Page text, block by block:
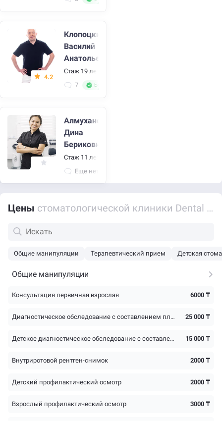
4.2
Клопоцкий
Василий
Анатольевич
Стаж 19 лет
7
Большой стаж
Алмуханова
Дина
Бериковна
Стаж 11 лет
Еще нет отзывов
Цены стоматологической клиники Dental Practice на улице Досмухамедова
Общие манипуляции Терапевтический прием Детская
Общие манипуляции
Консультация первичная взрослая 6000 ₸
Диагностическое обследование с составлением плана лечения 25 000 ₸
Детское диагностическое обследование с составлением плана лечения 15 000 ₸
Внутриротовой рентген-снимок 2000 ₸
Детский профилактический осмотр 2000 ₸
Взрослый профилактический осмотр 3000 ₸